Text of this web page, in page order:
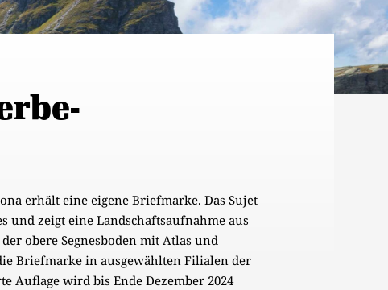
erhält eine eigene Briefmarke. Das Sujet
und zeigt eine Landschaftsaufnahme aus
obere Segnesboden mit Atlas und
Briefmarke in ausgewählten Filialen der
Auflage wird bis Ende Dezember 2024